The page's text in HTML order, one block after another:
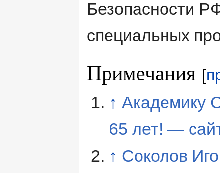
Безопасности
специальных
Примечания [
↑ Академику
65 лет! —
↑ Соколов